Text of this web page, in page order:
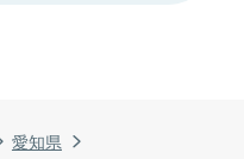
愛知県